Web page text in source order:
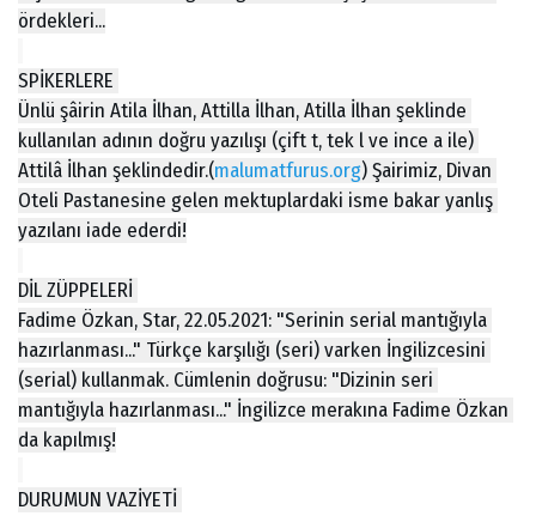
ördekleri...
SPİKERLERE
Ünlü şâirin Atila İlhan, Attilla İlhan, Atilla İlhan şeklinde
kullanılan adının doğru yazılışı (çift t, tek l ve ince a ile)
Attilâ İlhan şeklindedir.(malumatfurus.org) Şairimiz, Divan
Oteli Pastanesine gelen mektuplardaki isme bakar yanlış
yazılanı iade ederdi!
DİL ZÜPPELERİ
Fadime Özkan, Star, 22.05.2021: "Serinin serial mantığıyla
hazırlanması..." Türkçe karşılığı (seri) varken İngilizcesini
(serial) kullanmak. Cümlenin doğrusu: "Dizinin seri
mantığıyla hazırlanması..." İngilizce merakına Fadime Özkan
da kapılmış!
DURUMUN VAZİYETİ